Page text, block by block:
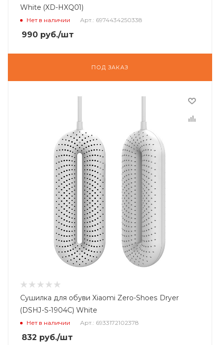
White (XD-HXQ01)
Нет в наличии Арт.: 6974434250338
990 руб./шт
ПОД ЗАКАЗ
Сушилка для обуви Xiaomi Zero-Shoes Dryer
(DSHJ-S-1904C) White
Нет в наличии Арт.: 6933172102378
832 руб./шт